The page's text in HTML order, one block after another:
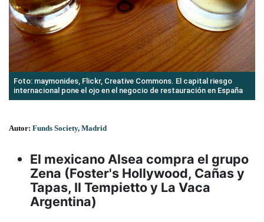
Foto: maymonides, Flickr, Creative Commons. El capital riesgo
internacional pone el ojo en el negocio de restauración en España
Autor: Funds Society, Madrid
El mexicano Alsea compra el grupo
Zena (Foster's Hollywood, Cañas y
Tapas, Il Tempietto y La Vaca
Argentina)